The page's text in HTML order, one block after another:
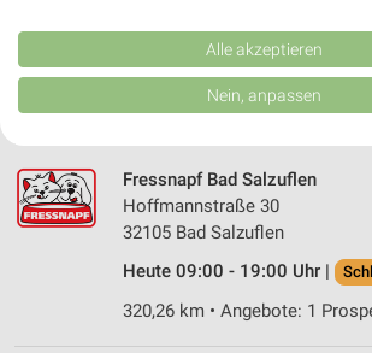
31515 Wunstorf
Heute 09:00 - 20:00 Uhr |
267,94 km • Angebote: 1
Fressnapf Bad Salzuflen
Hoffmannstraße 30
32105 Bad Salzuflen
Heute 09:00 - 19:00 Uhr |
320,26 km • Angebote: 1
Kombinationen von Daten aus verschiedenen
Verbesserung der Angebote. Verwendung reduzierter
von Inhalten.
Daten können außerhalb der Europäischen Union
Website/App.
Partnerliste anzeigen (1 IAB-Anbieter)
Wir nutzen Ihre Daten für folgende Zwecke:
IAB-Verarbeitungszwecke:
Speichern von oder Zugriff auf
auf einem Endgerät
Alle akzeptieren
Nein, anpassen